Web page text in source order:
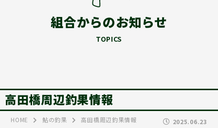
組合からのお知らせ
TOPICS
高田橋周辺釣果情報
HOME 鮎の釣果 高田橋周辺釣果情報 2025.06.23